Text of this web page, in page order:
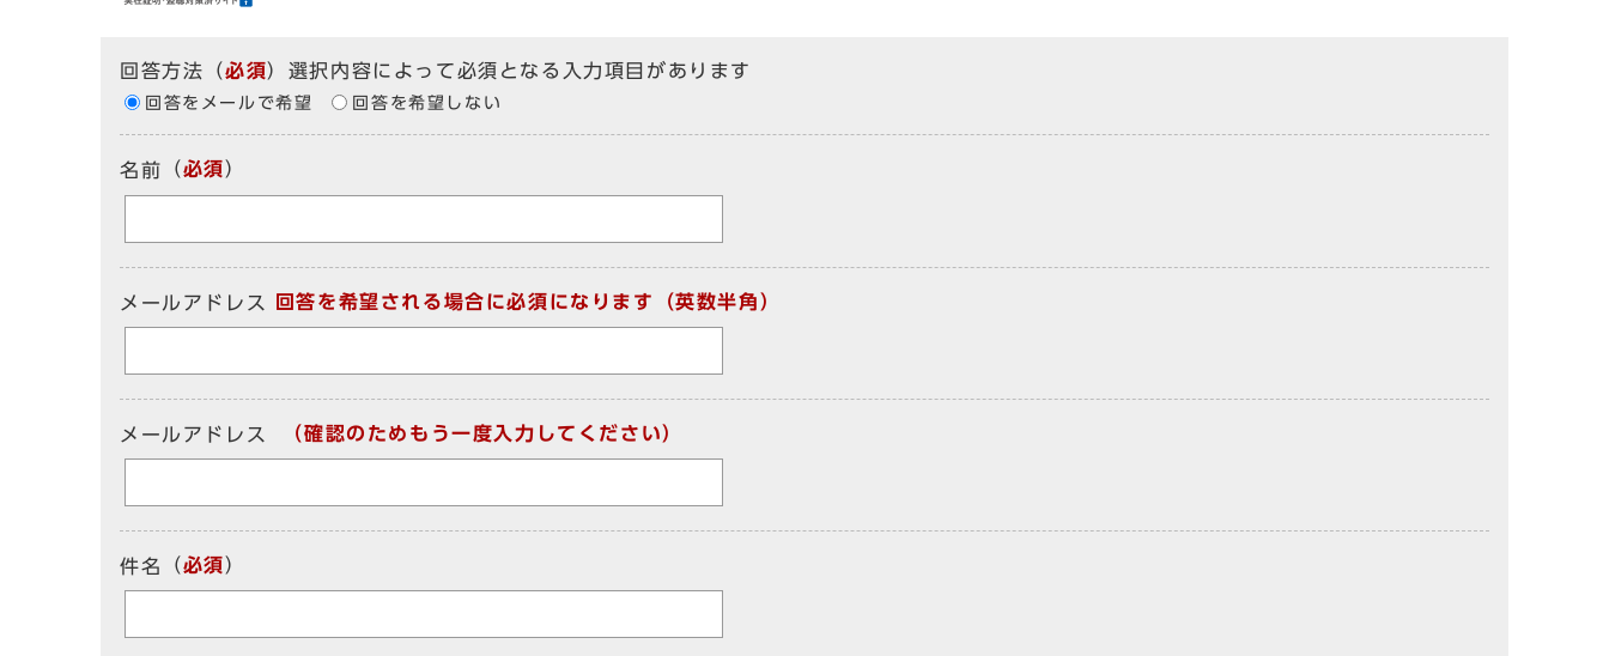
回答方法 （必須）選択内容によって必須となる入力項目があります
回答をメールで希望 回答を希望しない
名前 （必須）
メールアドレス 回答を希望される場合に必須になります（英数半角）
メールアドレス （確認のためもう一度入力してください）
件名 （必須）